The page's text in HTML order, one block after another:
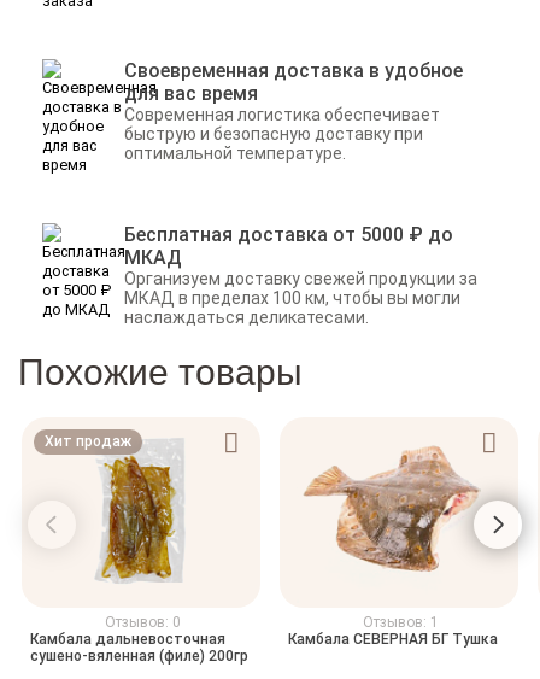
Своевременная доставка в удобное
для вас время
Современная логистика обеспечивает
быструю и безопасную доставку при
оптимальной температуре.
Бесплатная доставка от 5000 ₽ до
МКАД
Организуем доставку свежей продукции за
МКАД в пределах 100 км, чтобы вы могли
наслаждаться деликатесами.
Похожие товары
Хит продаж
Отзывов: 0
Камбала дальневосточная
сушено-вяленная (филе) 200гр
Отзывов: 1
Камбала СЕВЕРНАЯ БГ Тушка